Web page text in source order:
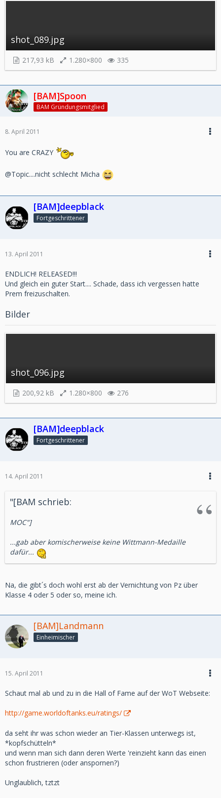
shot_089.jpg
217,93 kB 1.280×800 335
[BAM]Spoon
BAM Gründungsmitglied
8. April 2011
You are CRAZY
@Topic....nicht schlecht Micha
[BAM]deepblack
Fortgeschrittener
13. April 2011
ENDLICH! RELEASED!!!
Und gleich ein guter Start.... Schade, dass ich vergessen hatte
Prem freizuschalten.
Bilder
shot_096.jpg
200,92 kB 1.280×800 276
[BAM]deepblack
Fortgeschrittener
14. April 2011
"[BAM schrieb:
MOC"]
...gab aber komischerweise keine Wittmann-Medaille
dafür...
Na, die gibt´s doch wohl erst ab der Vernichtung von Pz über
Klasse 4 oder 5 oder so, meine ich.
[BAM]Landmann
Einheimischer
15. April 2011
Schaut mal ab und zu in die Hall of Fame auf der WoT Webseite:
http://game.worldoftanks.eu/ratings/
da seht ihr was schon wieder an Tier-Klassen unterwegs ist,
*kopfschütteln*
und wenn man sich dann deren Werte 'reinzieht kann das einen
schon frustrieren (oder anspornen?)
Unglaublich, tztzt